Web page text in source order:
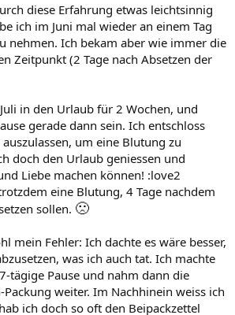
diese Erfahrung etwas leichtsinnig
ich im Juni mal wieder an einem Tag
nehmen. Ich bekam aber wie immer die
Zeitpunkt (2 Tage nach Absetzen der
in den Urlaub für 2 Wochen, und
gerade dann sein. Ich entschloss
um eine Blutung zu
doch den Urlaub geniessen und
Liebe machen können! :love2
eine Blutung, 4 Tage nachdem
sollen. 🙁
mein Fehler: Ich dachte es wäre besser,
was ich auch tat. Ich machte
tägige Pause und nahm dann die
weiter. Im Nachhinein weiss ich
ich doch so oft den Beipackzettel